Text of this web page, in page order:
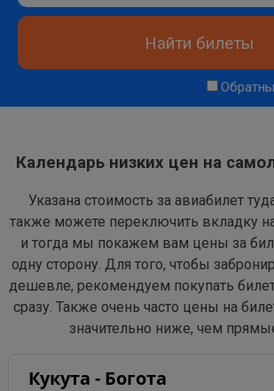
Найти билеты
Календарь низких цен на
Указана стоимость за авиабилет
также можете переключить вкладку
и тогда мы покажем вам цены за
одну сторону. Для того, чтобы
дешевле, рекомендуем покупать
сразу. Также очень часто цены на
значительно ниже, чем
Кукута - Богота